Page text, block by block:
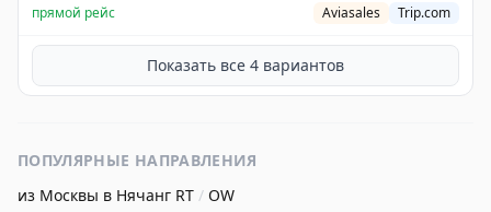
прямой рейс Aviasales Trip.com
Показать все 4 вариантов
ПОПУЛЯРНЫЕ НАПРАВЛЕНИЯ
из Москвы в Нячанг RT / OW